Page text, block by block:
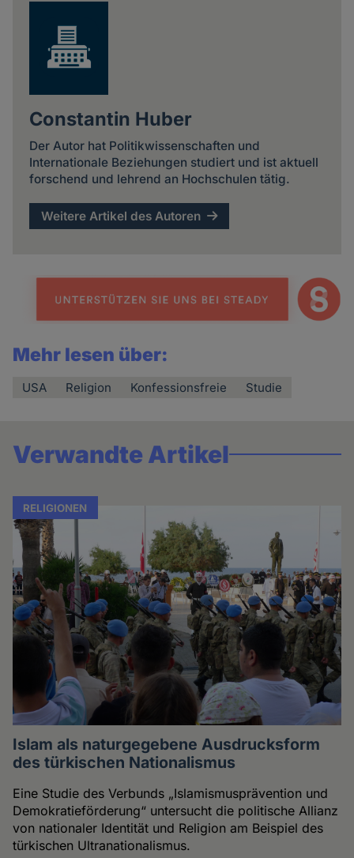
Constantin Huber
Der Autor hat Politikwissenschaften und
Internationale Beziehungen studiert und ist aktuell
forschend und lehrend an Hochschulen tätig.
Weitere Artikel des Autoren
Mehr lesen über:
USA Religion Konfessionsfreie Studie
Verwandte Artikel
RELIGIONEN
Islam als naturgegebene Ausdrucksform
des türkischen Nationalismus
Eine Studie des Verbunds „Islamismusprävention und
Demokratieförderung“ untersucht die politische Allianz
von nationaler Identität und Religion am Beispiel des
türkischen Ultranationalismus.